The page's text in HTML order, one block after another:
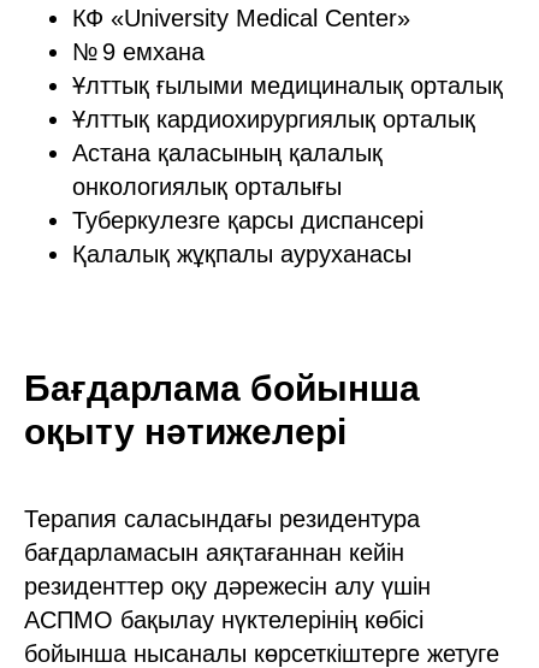
КФ «University Medical Center»
№ 9 емхана
Ұлттық ғылыми медициналық орталық
Ұлттық кардиохирургиялық орталық
Астана қаласының қалалық
онкологиялық орталығы
Туберкулезге қарсы диспансері
Қалалық жұқпалы ауруханасы
Бағдарлама бойынша
оқыту нәтижелері
Терапия саласындағы резидентура
бағдарламасын аяқтағаннан кейін
резиденттер оқу дәрежесін алу үшін
АСПМО бақылау нүктелерінің көбісі
бойынша нысаналы көрсеткіштерге жетуге